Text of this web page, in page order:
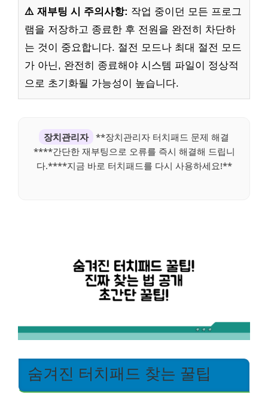
⚠️ 재부팅 시 주의사항: 작업 중이던 모든 프로그
램을 저장하고 종료한 후 전원을 완전히 차단하
는 것이 중요합니다. 절전 모드나 최대 절전 모드
가 아닌, 완전히 종료해야 시스템 파일이 정상적
으로 초기화될 가능성이 높습니다.
장치관리자 **장치관리자 터치패드 문제 해결
****간단한 재부팅으로 오류를 즉시 해결해 드립니
다.****지금 바로 터치패드를 다시 사용하세요!**
숨겨진 터치패드 찾는 꿀팁